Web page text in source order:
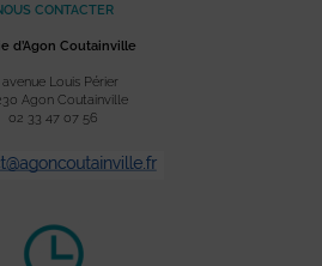
CONTACTER
d’Agon Coutainville
avenue Louis Périer
Agon Coutainville
02 33 47 07 56